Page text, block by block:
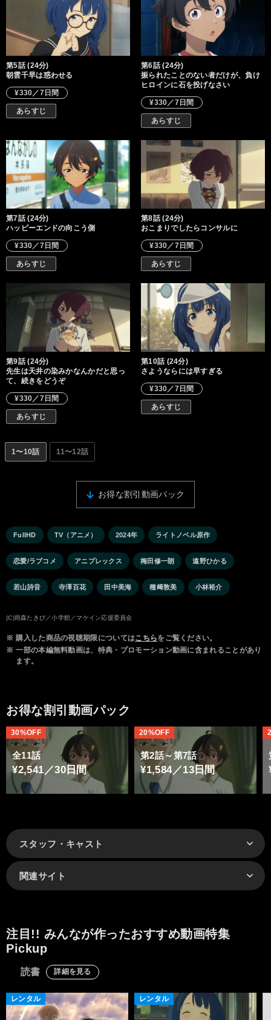
第5話 (24分)
朝雲千早は惑わせる
¥330／7日間
あらすじ
第6話 (24分)
振られたことのない者だけが、負け
ヒロインに石を投げなさい
¥330／7日間
あらすじ
第7話 (24分)
ハッピーエンドの向こう側
¥330／7日間
あらすじ
第8話 (24分)
おこまりでしたらコンサルに
¥330／7日間
あらすじ
第9話 (24分)
先生は天井の染みかなんかだと思っ
て、続きをどうぞ
¥330／7日間
あらすじ
第10話 (24分)
さようならには早すぎる
¥330／7日間
あらすじ
1〜10話 11〜12話
お得な割引動画パック
FullHD TV（アニメ） 2024年 ライトノベル原作
恋愛/ラブコメ アニプレックス 梅田修一朗 遠野ひかる
若山詩音 寺澤百花 田中美海 種﨑敦美 小林裕介
(C)雨森たきび／小学館／マケイン応援委員会
※ 購入した商品の視聴期限についてはこちらをご覧ください。
※ 一部の本編無料動画は、特典・プロモーション動画に含まれることがあり
ます。
お得な割引動画パック
全11話
¥2,541／30日間
30%OFF
第2話～第7話
¥1,584／13日間
20%OFF
スタッフ・キャスト
関連サイト
注目!! みんなが作ったおすすめ動画特集
Pickup
読書 詳細を見る
レンタル レンタル